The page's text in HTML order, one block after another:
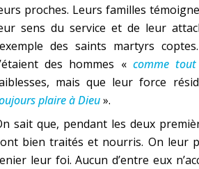
proches. Leurs familles
sens du service et de leur
des saints martyrs
des hommes « comme
mais que leur force
plaire à Dieu».
sait que, pendant les deux
bien traités et nourris. On leur
leur foi. Aucun d’entre eux